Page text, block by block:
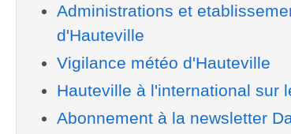
Administrations et
d'Hauteville
Vigilance météo d'Hauteville
Hauteville à l'international sur
Abonnement à la newsletter